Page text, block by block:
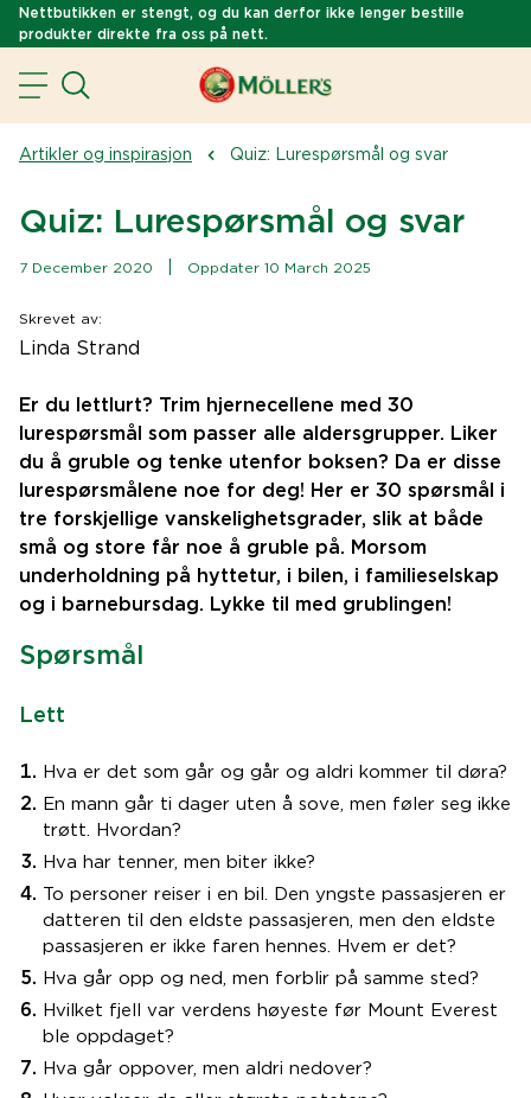
Nettbutikken er stengt, og du kan derfor ikke lenger bestille
produkter direkte fra oss på nett.
Artikler og inspirasjon Quiz: Lurespørsmål og svar
Quiz: Lurespørsmål og svar
7 December 2020 Oppdater 10 March 2025
Skrevet av:
Linda Strand
Er du lettlurt? Trim hjernecellene med 30
lurespørsmål som passer alle aldersgrupper. Liker
du å gruble og tenke utenfor boksen? Da er disse
lurespørsmålene noe for deg! Her er 30 spørsmål i
tre forskjellige vanskelighetsgrader, slik at både
små og store får noe å gruble på. Morsom
underholdning på hyttetur, i bilen, i familieselskap
og i barnebursdag. Lykke til med grublingen!
Spørsmål
Lett
Hva er det som går og går og aldri kommer til døra?
En mann går ti dager uten å sove, men føler seg ikke
trøtt. Hvordan?
Hva har tenner, men biter ikke?
To personer reiser i en bil. Den yngste passasjeren er
datteren til den eldste passasjeren, men den eldste
passasjeren er ikke faren hennes. Hvem er det?
Hva går opp og ned, men forblir på samme sted?
Hvilket fjell var verdens høyeste før Mount Everest
ble oppdaget?
Hva går oppover, men aldri nedover?